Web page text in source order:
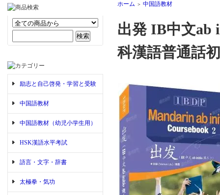
励志と自己啓発・学習と受験
中国語教材
中国語教材（幼児小学生用）
HSK漢語水平考試
語言・文字・辞書
太極拳・気功
ホーム ＞ 中国語教材
出発 IB中文ab
科漢語普通話